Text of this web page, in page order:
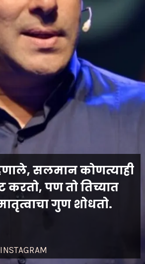
सलमान कोणत्याही
करतो, पण तो तिच्यात